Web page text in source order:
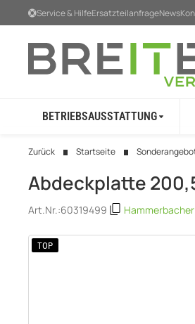
Service & HilfeErsatzteilanfrageNews
BETRIEBSAUSSTATTUNG
Zurück Startseite
Abdeckplatte
Art.Nr.:60319499
TOP